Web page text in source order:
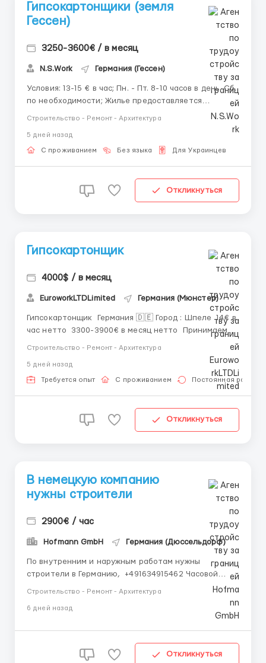
Гипсокартонщики (земля
Гессен)
3250-3600€ / в месяц
N.S.Work Германия (Гессен)
Условия: 13-15 € в час; Пн. - Пт. 8-10 часов в день. Сб.
по необходимости; Жилье предоставляется
ЕС, Польская виза, Карта побыту, ПМЖ ЕС, UKR
Pese...
Строительство - Ремонт - Архитектура
5 дней назад
С проживанием Без языка Для Украинцев
Откликнуться
Гипсокартонщик
4000$ / в месяц
EuroworkLTDLimited Германия (Мюнстер)
Гипсокартонщик Германия 🇩🇪 Город : Шпеле 14€ в
час нетто 3300-3900€ в месяц нетто Принимаем
Строительство - Ремонт - Архитектура
5 дней назад
Требуется опыт С проживанием Постоянная работа
Откликнуться
В немецкую компанию
нужны строители
2900€ / час
Hofmann GmbH Германия (Дюссельдорф)
По внутренним и наружным работам нужны
строители в Германию, +491634915462 Часовой
оклад от 18.55 до 28.50 евро в час, Рабочий график
официальная по немецкому договору. Прописку,
Строительство - Ремонт - Архитектура
6 дней назад
Откликнуться